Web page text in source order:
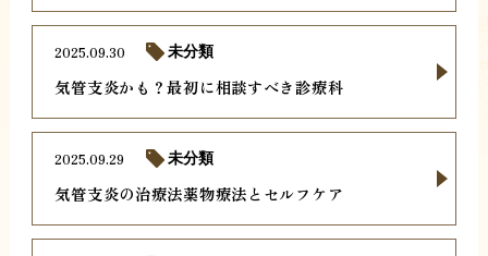
気管支炎かも？最初に相談すべき診療科
2025.09.30 未分類
気管支炎の治療法薬物療法とセルフケア
2025.09.29 未分類